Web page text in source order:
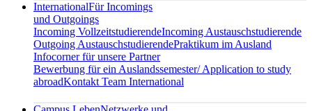
InternationalFür Incomings
und Outgoings
Incoming VollzeitstudierendeIncoming Austauschstudierende
Outgoing AustauschstudierendePraktikum im Ausland
Infocorner für unsere Partner
Bewerbung für ein Auslandssemester/ Application to study
abroadKontakt Team International